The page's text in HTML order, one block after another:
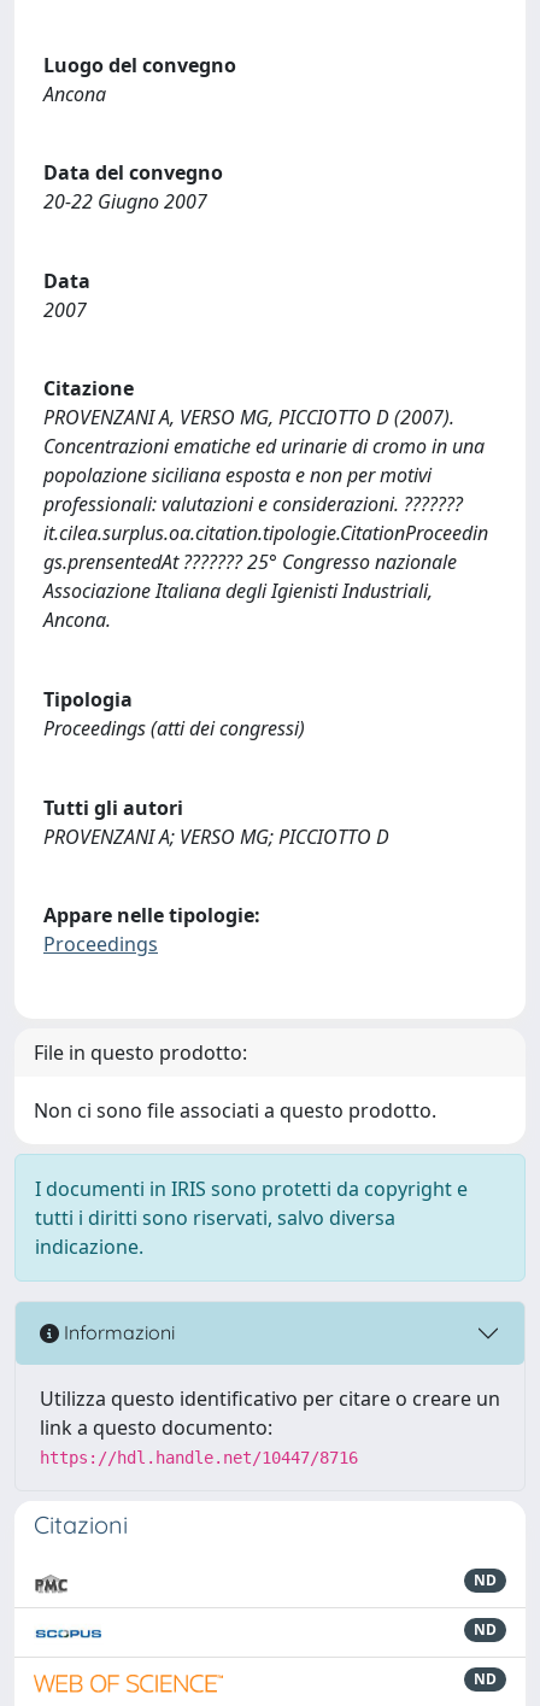
Luogo del convegno
Ancona
Data del convegno
20-22 Giugno 2007
Data
2007
Citazione
PROVENZANI A, VERSO MG, PICCIOTTO D (2007).
Concentrazioni ematiche ed urinarie di cromo in una
popolazione siciliana esposta e non per motivi
professionali: valutazioni e considerazioni. ???????
it.cilea.surplus.oa.citation.tipologie.CitationProceedin
gs.prensentedAt ??????? 25° Congresso nazionale
Associazione Italiana degli Igienisti Industriali,
Ancona.
Tipologia
Proceedings (atti dei congressi)
Tutti gli autori
PROVENZANI A; VERSO MG; PICCIOTTO D
Appare nelle tipologie:
Proceedings
File in questo prodotto:
Non ci sono file associati a questo prodotto.
I documenti in IRIS sono protetti da copyright e
tutti i diritti sono riservati, salvo diversa
indicazione.
Informazioni
Utilizza questo identificativo per citare o creare un
link a questo documento:
https://hdl.handle.net/10447/8716
Citazioni
ND
ND
ND